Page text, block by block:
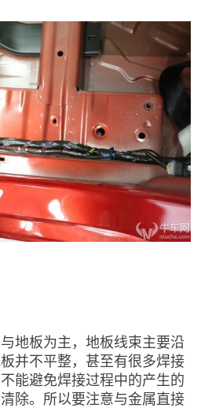
地板为主，地板线束主要沿
并不平整，甚至有很多焊接
能避免焊接过程中的产生的
除。所以要注意与金属直接